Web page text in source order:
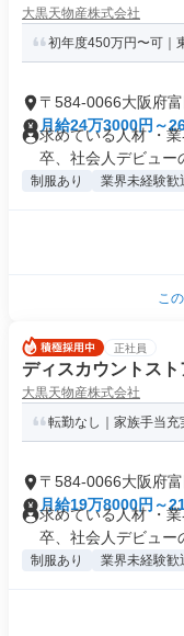
大黒天物産株式会社
初年度450万円〜可｜
〒584-0066大阪府
月給24万3000円～
求めている人材 ・
卒、社会人デビュー
制服あり 業界未経験歓
こ
正社員
ディスカウントス
大黒天物産株式会社
転勤なし｜家族手当
〒584-0066大阪府
月給19万8000円～
求めている人材 ・
卒、社会人デビュー
制服あり 業界未経験歓